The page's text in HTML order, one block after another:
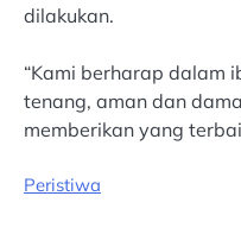
dilakukan.
“Kami berharap dalam
tenang, aman dan
memberikan yang
Peristiwa